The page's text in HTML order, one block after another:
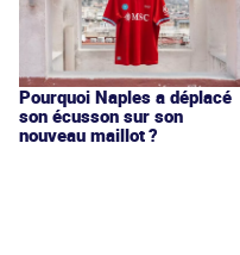
Pourquoi Naples a déplacé
son écusson sur son
nouveau maillot ?